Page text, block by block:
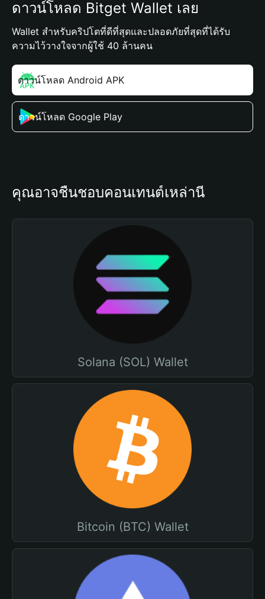
ดาวน์โหลด Bitget Wallet เลย
Wallet สำหรับคริปโตที่ดีที่สุดและปลอดภัยที่สุดที่ได้รับ
ความไว้วางใจจากผู้ใช้ 40 ล้านคน
ดาวน์โหลด Android APK
ดาวน์โหลด Google Play
คุณอาจชื่นชอบคอนเทนต์เหล่านี้
Solana (SOL) Wallet
Bitcoin (BTC) Wallet